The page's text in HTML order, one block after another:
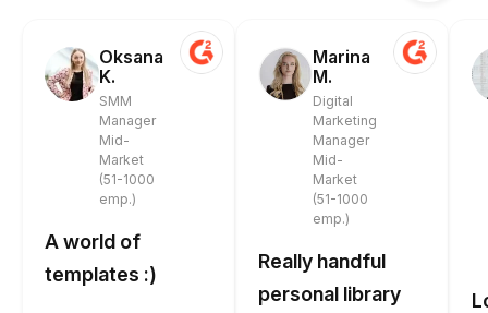
Oksana
K.
SMM
Manager
Mid-
Market
(51-1000
emp.)
A world of
templates :)
Marina
M.
Digital
Marketing
Manager
Mid-
Market
(51-1000
emp.)
Really handful
personal library